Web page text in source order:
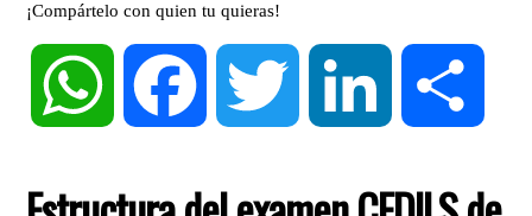
¡Compártelo con quien tu quieras!
WhatsApp Facebook Twitter LinkedIn